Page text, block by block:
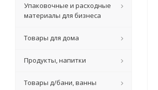
Упаковочные и расходные
материалы для бизнеса
Товары для дома
Продукты, напитки
Товары д/бани, ванны